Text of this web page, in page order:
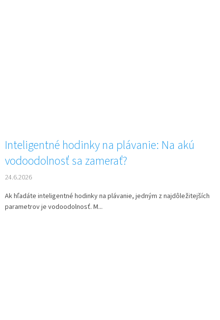
Inteligentné hodinky na plávanie: Na akú
vodoodolnosť sa zamerať?
24.6.2026
Ak hľadáte inteligentné hodinky na plávanie, jedným z najdôležitejších
parametrov je vodoodolnosť. M...